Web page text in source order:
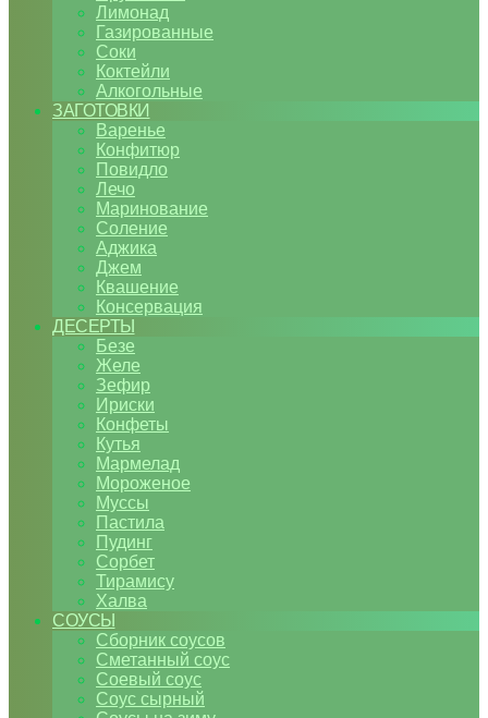
Лимонад
Газированные
Соки
Коктейли
Алкогольные
ЗАГОТОВКИ
Варенье
Конфитюр
Повидло
Лечо
Маринование
Соление
Аджика
Джем
Квашение
Консервация
ДЕСЕРТЫ
Безе
Желе
Зефир
Ириски
Конфеты
Кутья
Мармелад
Мороженое
Муссы
Пастила
Пудинг
Сорбет
Тирамису
Халва
СОУСЫ
Сборник соусов
Сметанный соус
Соевый соус
Соус сырный